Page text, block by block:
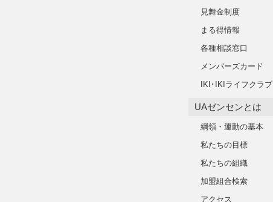
見舞金制度
まる得情報
各種相談窓口
メンバーズカード
IKI･IKIライフクラブ
UAゼンセンとは
綱領・運動の基本
私たちの目標
私たちの組織
加盟組合検索
アクセス